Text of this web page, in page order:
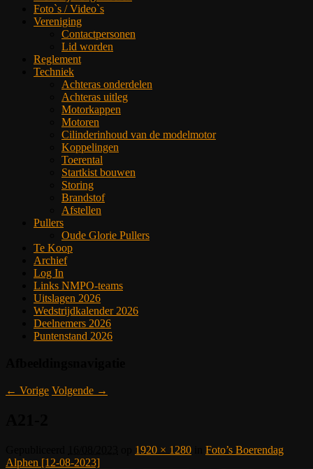
Foto`s / Video`s
Vereniging
Contactpersonen
Lid worden
Reglement
Techniek
Achteras onderdelen
Achteras uitleg
Motorkappen
Motoren
Cilinderinhoud van de modelmotor
Koppelingen
Toerental
Startkist bouwen
Storing
Brandstof
Afstellen
Pullers
Oude Glorie Pullers
Te Koop
Archief
Log In
Links NMPO-teams
Uitslagen 2026
Wedstrijdkalender 2026
Deelnemers 2026
Puntenstand 2026
← Vorige Volgende →
1920 × 1280
Foto’s Boerendag
Alphen [12-08-2023]